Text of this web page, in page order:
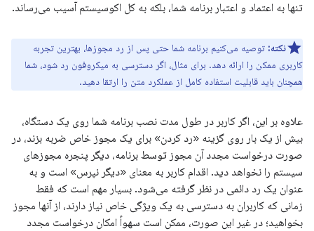
تنها به اعتماد و اعتبار برنامه شما، بلکه به کل اکوسیستم آسیب می‌رساند.
نکته: توصیه می‌کنیم برنامه شما حتی پس از رد مجوزها، بهترین تجربه
کاربری ممکن را ارائه دهد. برای مثال، اگر دسترسی به میکروفون رد شود، شما
همچنان باید قابلیت استفاده کامل از عملکرد متن را ارتقا دهید.
علاوه بر این، اگر کاربر در طول مدت نصب برنامه شما روی یک دستگاه،
بیش از یک بار روی گزینه «رد کردن» برای یک مجوز خاص ضربه بزند، در
صورت درخواست مجدد آن مجوز توسط برنامه، دیگر پنجره مجوزهای
سیستم را نخواهد دید. اقدام کاربر به معنای «دیگر نپرس» است و به
عنوان یک رد دائمی در نظر گرفته می‌شود. بسیار مهم است که فقط
زمانی که کاربران به دسترسی به یک ویژگی خاص نیاز دارند، از آنها مجوز
بخواهید؛ در غیر این صورت، ممکن است سهواً امکان درخواست مجدد